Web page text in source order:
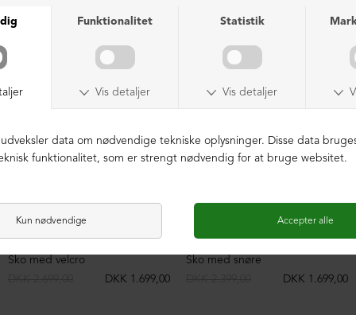
NEDSAT
Sko med velcro
DKK 1.699,00
NEDSAT
Sko med snøre
DKK 1.699,00